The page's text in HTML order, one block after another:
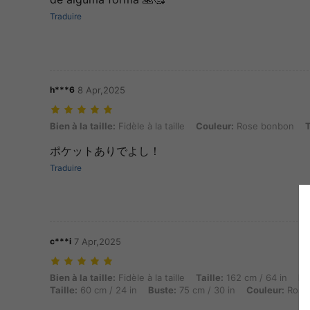
Traduire
h***6 8 Apr,2025
Bien à la taille: Fidèle à la taille, Couleur: Rose bonbon, Taille: M
Bien à la taille: Fidèle à la taille Couleur: Rose bonbon
ポケットありでよし！
Traduire
c***i 7 Apr,2025
Bien à la taille: Fidèle à la taille, Taille: 162 cm / 64 in, Poids: 90 kg
Bien à la taille: Fidèle à la taille Taille: 162 cm / 64 in
Taille: 60 cm / 24 in Buste: 75 cm / 30 in Couleur: Rose